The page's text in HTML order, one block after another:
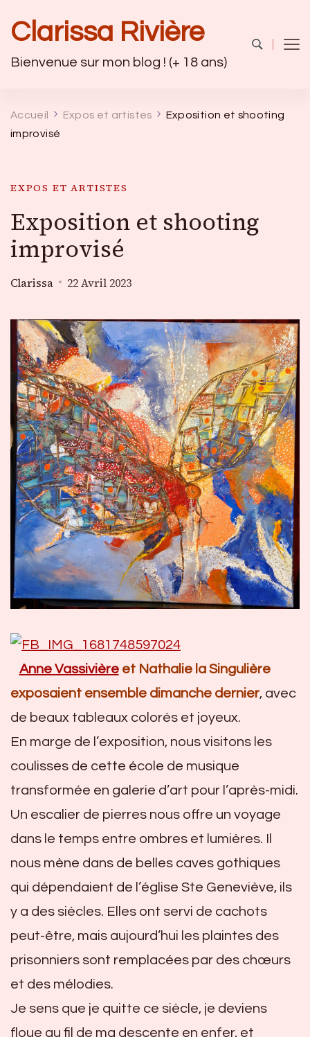
Clarissa Rivière
Bienvenue sur mon blog ! (+ 18 ans)
Accueil Expos et artistes
Exposition et shooting
improvisé
EXPOS ET ARTISTES
Exposition et shooting
improvisé
Clarissa 22 Avril 2023
Anne Vassivière et Nathalie la Singulière
exposaient ensemble dimanche dernier, avec
de beaux tableaux colorés et joyeux.
En marge de l’exposition, nous visitons les
coulisses de cette école de musique
transformée en galerie d’art pour l’après-midi.
Un escalier de pierres nous offre un voyage
dans le temps entre ombres et lumières. Il
nous mène dans de belles caves gothiques
qui dépendaient de l’église Ste Geneviève, ils
y a des siècles. Elles ont servi de cachots
peut-être, mais aujourd’hui les plaintes des
prisonniers sont remplacées par des chœurs
et des mélodies.
Je sens que je quitte ce siècle, je deviens
floue au fil de ma descente en enfer, et